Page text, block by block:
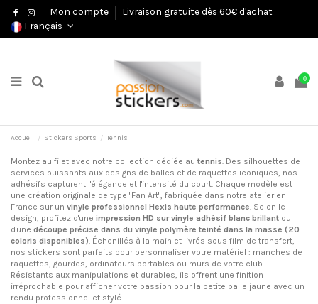
Mon compte
Livraison gratuite dès 60€ d'achat
Français
0
Accueil Stickers Sports Tennis
Montez au filet avec notre collection dédiée au tennis. Des silhouettes de
services puissants aux designs de balles et de raquettes iconiques, nos
adhésifs capturent l'élégance et l'intensité du court. Chaque modèle est
une création originale de type "Fan Art", fabriquée dans notre atelier en
France sur un vinyle professionnel Hexis haute performance. Selon le
design, profitez d'une impression HD sur vinyle adhésif blanc brillant ou
d'une découpe précise dans du vinyle polymère teinté dans la masse (20
coloris disponibles). Échenillés à la main et livrés sous film de transfert,
nos stickers sont parfaits pour personnaliser votre matériel : manches de
raquettes, gourdes, ordinateurs portables ou murs de votre club.
Résistants aux manipulations et durables, ils offrent une finition
irréprochable pour afficher votre passion pour la petite balle jaune avec un
rendu professionnel et stylé.